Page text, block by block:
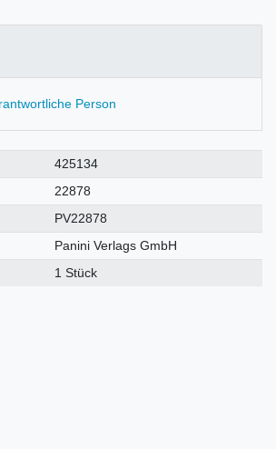
Person
425134
22878
PV22878
Panini Verlags GmbH
1 Stück